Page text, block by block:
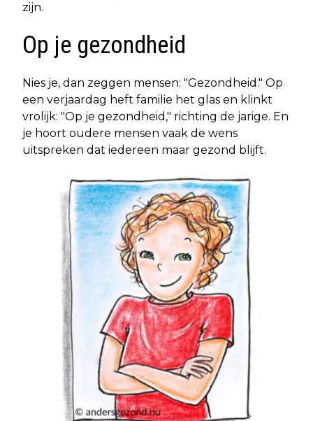
zijn.
Op je gezondheid
Nies je, dan zeggen mensen: "Gezondheid." Op
een verjaardag heft familie het glas en klinkt
vrolijk: "Op je gezondheid," richting de jarige. En
je hoort oudere mensen vaak de wens
uitspreken dat iedereen maar gezond blijft.